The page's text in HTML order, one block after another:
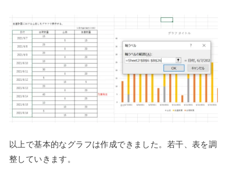
以上で基本的なグラフは作成できました。若干、表を調
整していきます。